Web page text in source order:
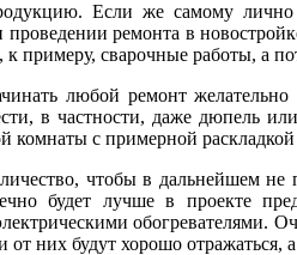
Если же самому
ремонта в
примеру, сварочные работы, а
любой ремонт желательно
в частности, даже дюпель
комнаты с примерной
чтобы в дальнейшем
будет лучше в проекте
от них будут хорошо